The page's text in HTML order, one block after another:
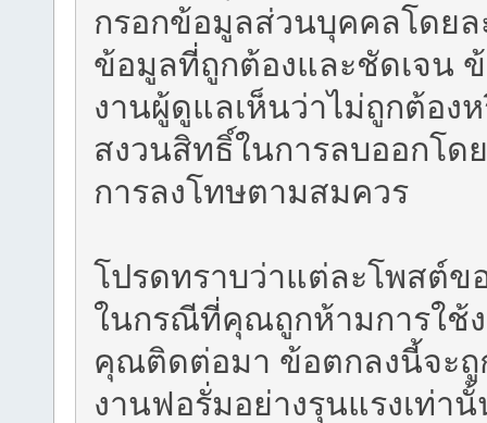
กรอกข้อมูลส่วนบุคคลโดยล
ข้อมูลที่ถูกต้องและชัดเจน
งานผู้ดูแลเห็นว่าไม่ถูกต้อง
สงวนสิทธิ์ในการลบออกโด
การลงโทษตามสมควร
โปรดทราบว่าแต่ละโพสต์ข
ในกรณีที่คุณถูกห้ามการใช้
คุณติดต่อมา ข้อตกลงนี้จะถู
งานฟอรั่มอย่างรุนแรงเท่า